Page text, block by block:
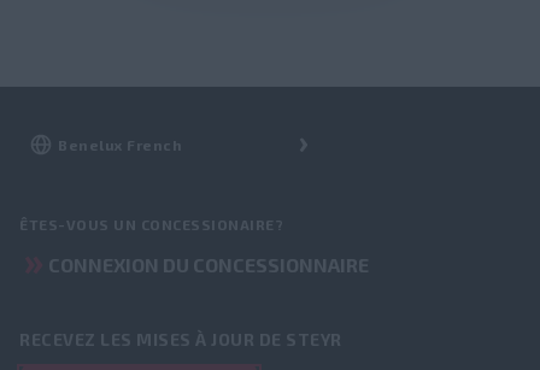
ÊTES-VOUS UN CONCESSIONAIRE?
CONNEXION DU CONCESSIONNAIRE
RECEVEZ LES MISES À JOUR DE STEYR